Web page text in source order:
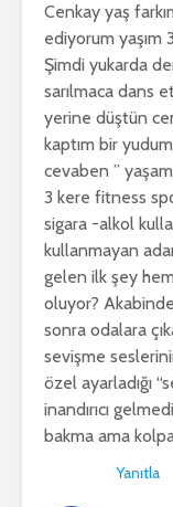
Cenkay yaş
ediyorum yaşım
Şimdi yukarda
sarılmaca dans
yerine düştün
kaptım bir
cevaben ”
3 kere fitness
sigara -alkol
kullanmayan
gelen ilk şey
oluyor?
sonra odalara
sevişme
özel ayarladığı
inandırıcı
bakma ama
Yanıtla